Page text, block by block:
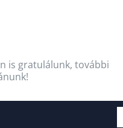
is gratulálunk, további